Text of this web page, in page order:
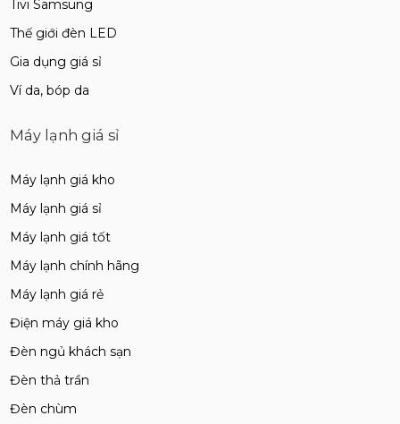
Tivi Samsung
Thế giới đèn LED
Gia dụng giá sỉ
Ví da, bóp da
Máy lạnh giá sỉ
Máy lạnh giá kho
Máy lạnh giá sỉ
Máy lạnh giá tốt
Máy lạnh chính hãng
Máy lạnh giá rẻ
Điện máy giá kho
Đèn ngủ khách sạn
Đèn thả trần
Đèn chùm